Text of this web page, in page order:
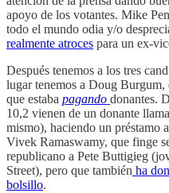
apoyo de los votantes. Mike
todo el mundo odia y/o
realmente atroces para un ex-
Después tenemos a los tres
lugar tenemos a Doug
que estaba pagando donantes.
10,2 vienen de un donante
mismo), haciendo un préstamo
Vivek Ramaswamy, que finge
republicano a Pete Buttigieg
Street), pero que también ha
bolsillo.